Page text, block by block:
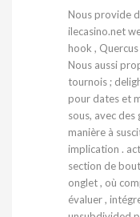
Nous provide
ilecasino.net
hook ,
Nous aussi
tournois ;
pour dates et
sous, avec
manière à
implication .
section de
onglet , où
évaluer ,